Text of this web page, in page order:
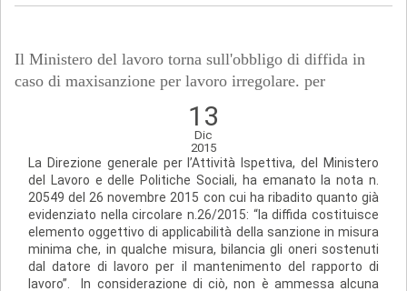
Il Ministero del lavoro torna sull'obbligo di diffida in
caso di maxisanzione per lavoro irregolare. per
13
Dic
2015
La Direzione generale per l’Attività Ispettiva, del Ministero
del Lavoro e delle Politiche Sociali, ha emanato la nota n.
20549 del 26 novembre 2015 con cui ha ribadito quanto già
evidenziato nella circolare n.26/2015: “la diffida costituisce
elemento oggettivo di applicabilità della sanzione in misura
minima che, in qualche misura, bilancia gli oneri sostenuti
dal datore di lavoro per il mantenimento del rapporto di
lavoro”. In considerazione di ciò, non è am­messa alcuna